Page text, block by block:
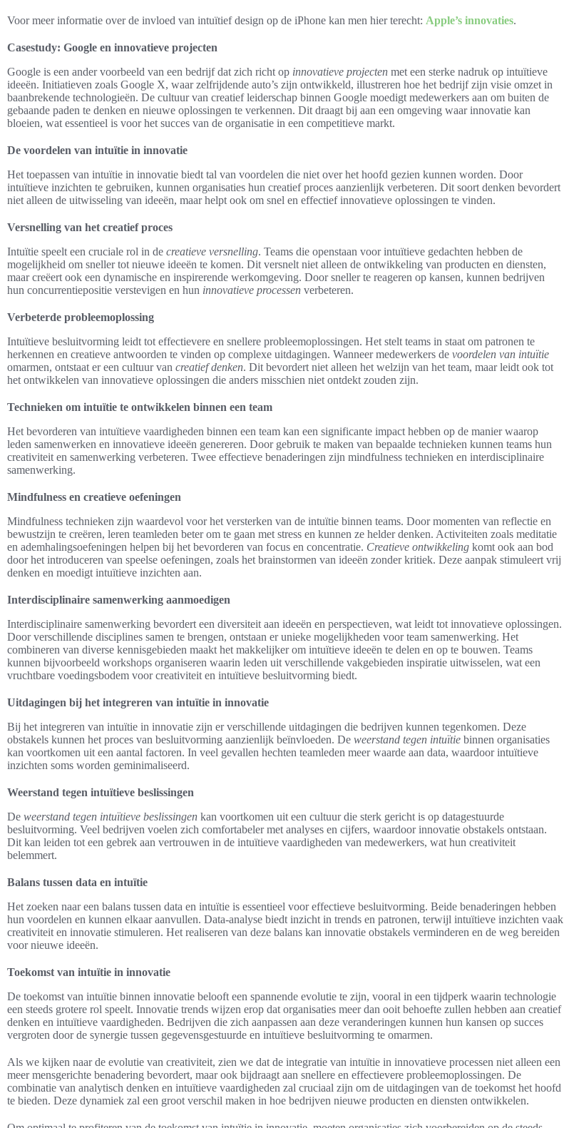
Voor meer informatie over de invloed van intuïtief design op de iPhone kan men hier terecht: Apple’s innovaties.
Casestudy: Google en innovatieve projecten
Google is een ander voorbeeld van een bedrijf dat zich richt op innovatieve projecten met een sterke nadruk op intuïtieve
ideeën. Initiatieven zoals Google X, waar zelfrijdende auto’s zijn ontwikkeld, illustreren hoe het bedrijf zijn visie omzet in
baanbrekende technologieën. De cultuur van creatief leiderschap binnen Google moedigt medewerkers aan om buiten de
gebaande paden te denken en nieuwe oplossingen te verkennen. Dit draagt bij aan een omgeving waar innovatie kan
bloeien, wat essentieel is voor het succes van de organisatie in een competitieve markt.
De voordelen van intuïtie in innovatie
Het toepassen van intuïtie in innovatie biedt tal van voordelen die niet over het hoofd gezien kunnen worden. Door
intuïtieve inzichten te gebruiken, kunnen organisaties hun creatief proces aanzienlijk verbeteren. Dit soort denken bevordert
niet alleen de uitwisseling van ideeën, maar helpt ook om snel en effectief innovatieve oplossingen te vinden.
Versnelling van het creatief proces
Intuïtie speelt een cruciale rol in de creatieve versnelling. Teams die openstaan voor intuïtieve gedachten hebben de
mogelijkheid om sneller tot nieuwe ideeën te komen. Dit versnelt niet alleen de ontwikkeling van producten en diensten,
maar creëert ook een dynamische en inspirerende werkomgeving. Door sneller te reageren op kansen, kunnen bedrijven
hun concurrentiepositie verstevigen en hun innovatieve processen verbeteren.
Verbeterde probleemoplossing
Intuïtieve besluitvorming leidt tot effectievere en snellere probleemoplossingen. Het stelt teams in staat om patronen te
herkennen en creatieve antwoorden te vinden op complexe uitdagingen. Wanneer medewerkers de voordelen van intuïtie
omarmen, ontstaat er een cultuur van creatief denken. Dit bevordert niet alleen het welzijn van het team, maar leidt ook tot
het ontwikkelen van innovatieve oplossingen die anders misschien niet ontdekt zouden zijn.
Technieken om intuïtie te ontwikkelen binnen een team
Het bevorderen van intuïtieve vaardigheden binnen een team kan een significante impact hebben op de manier waarop
leden samenwerken en innovatieve ideeën genereren. Door gebruik te maken van bepaalde technieken kunnen teams hun
creativiteit en samenwerking verbeteren. Twee effectieve benaderingen zijn mindfulness technieken en interdisciplinaire
samenwerking.
Mindfulness en creatieve oefeningen
Mindfulness technieken zijn waardevol voor het versterken van de intuïtie binnen teams. Door momenten van reflectie en
bewustzijn te creëren, leren teamleden beter om te gaan met stress en kunnen ze helder denken. Activiteiten zoals meditatie
en ademhalingsoefeningen helpen bij het bevorderen van focus en concentratie. Creatieve ontwikkeling komt ook aan bod
door het introduceren van speelse oefeningen, zoals het brainstormen van ideeën zonder kritiek. Deze aanpak stimuleert vrij
denken en moedigt intuïtieve inzichten aan.
Interdisciplinaire samenwerking aanmoedigen
Interdisciplinaire samenwerking bevordert een diversiteit aan ideeën en perspectieven, wat leidt tot innovatieve oplossingen.
Door verschillende disciplines samen te brengen, ontstaan er unieke mogelijkheden voor team samenwerking. Het
combineren van diverse kennisgebieden maakt het makkelijker om intuïtieve ideeën te delen en op te bouwen. Teams
kunnen bijvoorbeeld workshops organiseren waarin leden uit verschillende vakgebieden inspiratie uitwisselen, wat een
vruchtbare voedingsbodem voor creativiteit en intuïtieve besluitvorming biedt.
Uitdagingen bij het integreren van intuïtie in innovatie
Bij het integreren van intuïtie in innovatie zijn er verschillende uitdagingen die bedrijven kunnen tegenkomen. Deze
obstakels kunnen het proces van besluitvorming aanzienlijk beïnvloeden. De weerstand tegen intuïtie binnen organisaties
kan voortkomen uit een aantal factoren. In veel gevallen hechten teamleden meer waarde aan data, waardoor intuïtieve
inzichten soms worden geminimaliseerd.
Weerstand tegen intuïtieve beslissingen
De weerstand tegen intuïtieve beslissingen kan voortkomen uit een cultuur die sterk gericht is op datagestuurde
besluitvorming. Veel bedrijven voelen zich comfortabeler met analyses en cijfers, waardoor innovatie obstakels ontstaan.
Dit kan leiden tot een gebrek aan vertrouwen in de intuïtieve vaardigheden van medewerkers, wat hun creativiteit
belemmert.
Balans tussen data en intuïtie
Het zoeken naar een balans tussen data en intuïtie is essentieel voor effectieve besluitvorming. Beide benaderingen hebben
hun voordelen en kunnen elkaar aanvullen. Data-analyse biedt inzicht in trends en patronen, terwijl intuïtieve inzichten vaak
creativiteit en innovatie stimuleren. Het realiseren van deze balans kan innovatie obstakels verminderen en de weg bereiden
voor nieuwe ideeën.
Toekomst van intuïtie in innovatie
De toekomst van intuïtie binnen innovatie belooft een spannende evolutie te zijn, vooral in een tijdperk waarin technologie
een steeds grotere rol speelt. Innovatie trends wijzen erop dat organisaties meer dan ooit behoefte zullen hebben aan creatief
denken en intuïtieve vaardigheden. Bedrijven die zich aanpassen aan deze veranderingen kunnen hun kansen op succes
vergroten door de synergie tussen gegevensgestuurde en intuïtieve besluitvorming te omarmen.
Als we kijken naar de evolutie van creativiteit, zien we dat de integratie van intuïtie in innovatieve processen niet alleen een
meer mensgerichte benadering bevordert, maar ook bijdraagt aan snellere en effectievere probleemoplossingen. De
combinatie van analytisch denken en intuïtieve vaardigheden zal cruciaal zijn om de uitdagingen van de toekomst het hoofd
te bieden. Deze dynamiek zal een groot verschil maken in hoe bedrijven nieuwe producten en diensten ontwikkelen.